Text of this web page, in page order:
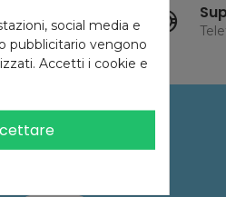
social media e
pubblicitario vengono
Accetti i cookie e